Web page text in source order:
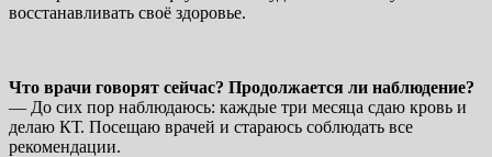
восстанавливать своё здоровье.
Что врачи говорят сейчас? Продолжается ли наблюдение?
— До сих пор наблюдаюсь: каждые три месяца сдаю кровь и
делаю КТ. Посещаю врачей и стараюсь соблюдать все
рекомендации.